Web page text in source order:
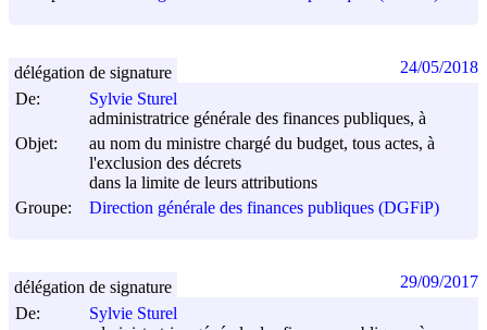
De:
Sylvie Sturel
administratrice générale des finances publiques, à
Objet:
au nom du ministre chargé du budget, tous actes, à
l'exclusion des décrets
dans la limite de leurs attributions
Groupe:
Direction générale des finances publiques (DGFiP)
délégation de signature 24/05/2018
De:
Sylvie Sturel
délégation de signature 29/09/2017